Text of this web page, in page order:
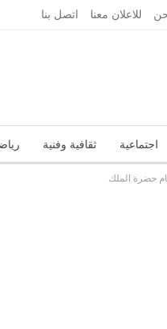
للاعلان معنا اتصل بنا
اجتماعية ثقافية وفنية
حوارات وتقارير
حضرة الملك